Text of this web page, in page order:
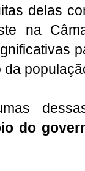
delas
na
do